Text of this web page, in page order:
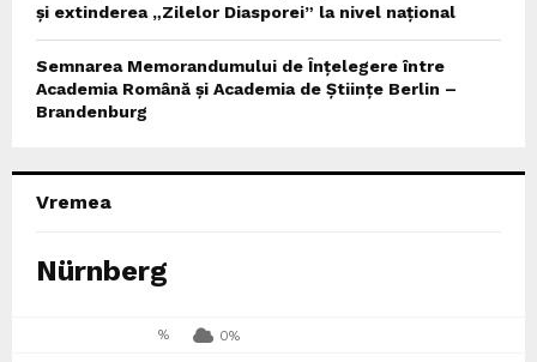
și extinderea „Zilelor Diasporei” la nivel național
Semnarea Memorandumului de Înțelegere între
Academia Română și Academia de Științe Berlin –
Brandenburg
Vremea
Nürnberg
% 0%